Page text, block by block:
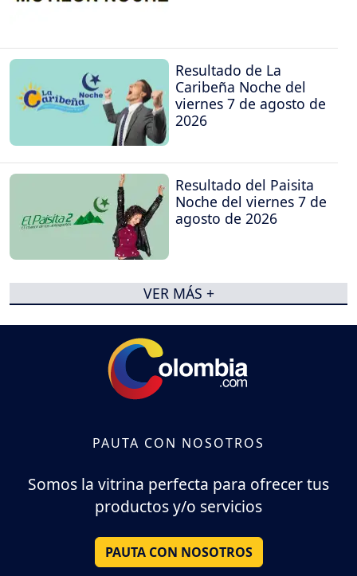
Resultado de La
Caribeña Noche del
viernes 7 de agosto de
2026
Resultado del Paisita
Noche del viernes 7 de
agosto de 2026
VER MÁS +
PAUTA CON NOSOTROS
Somos la vitrina perfecta para ofrecer tus
productos y/o servicios
PAUTA CON NOSOTROS